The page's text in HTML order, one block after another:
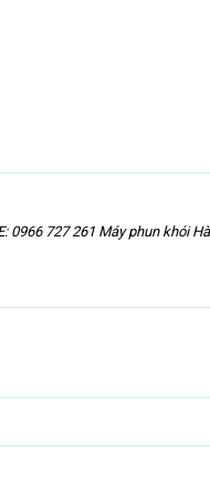
0966 727 261 Máy phun khói